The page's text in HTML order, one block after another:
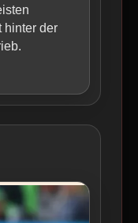
hinter der